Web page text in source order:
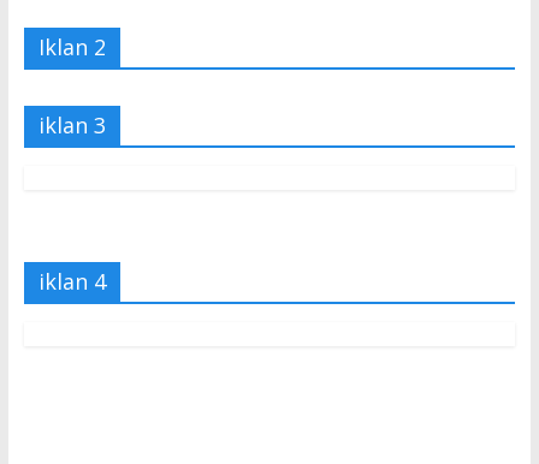
Iklan 2
iklan 3
iklan 4